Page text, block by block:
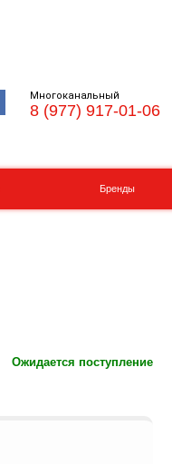
Многоканальный
8 (977) 917-01-06
Бренды
Ожидается поступление